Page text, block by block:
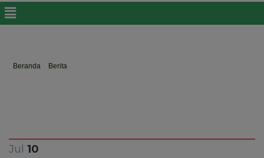
Beranda Berita
Jul 10